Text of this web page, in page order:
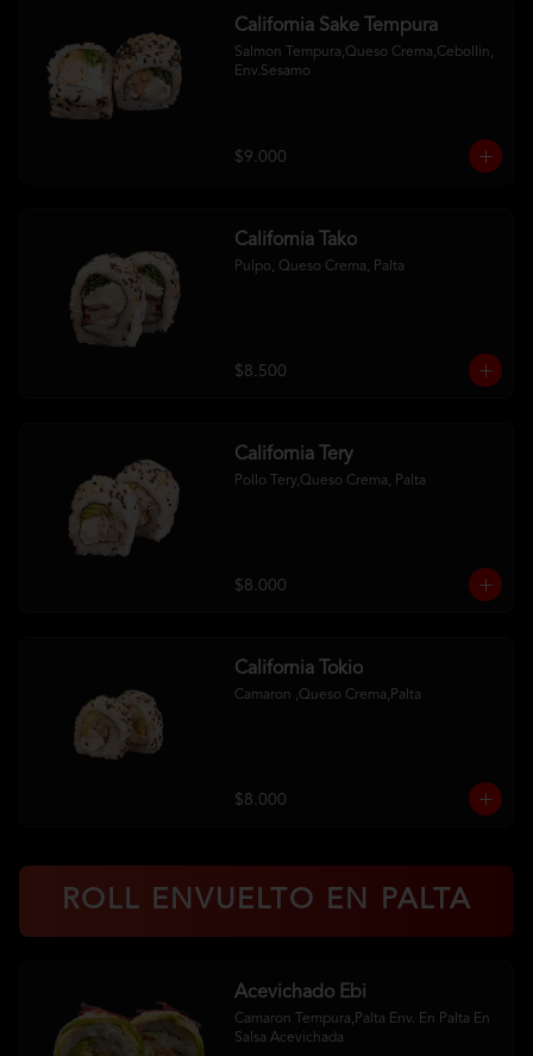
California Sake Tempura
Salmon Tempura,Queso Crema,Cebollin,
Env.Sesamo
$9.000
California Tako
Pulpo, Queso Crema, Palta
$8.500
California Tery
Pollo Tery,Queso Crema, Palta
$8.000
California Tokio
Camaron ,Queso Crema,Palta
$8.000
ROLL ENVUELTO EN PALTA
Acevichado Ebi
Camaron Tempura,Palta Env. En Palta En
Salsa Acevichada